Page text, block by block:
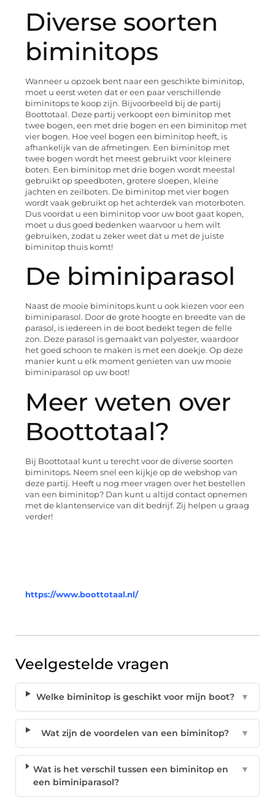
Diverse soorten
biminitops
Wanneer u opzoek bent naar een geschikte biminitop,
moet u eerst weten dat er een paar verschillende
biminitops te koop zijn. Bijvoorbeeld bij de partij
Boottotaal. Deze partij verkoopt een biminitop met
twee bogen, een met drie bogen en een biminitop met
vier bogen. Hoe veel bogen een biminitop heeft, is
afhankelijk van de afmetingen. Een biminitop met
twee bogen wordt het meest gebruikt voor kleinere
boten. Een biminitop met drie bogen wordt meestal
gebruikt op speedboten, grotere sloepen, kleine
jachten en zeilboten. De biminitop met vier bogen
wordt vaak gebruikt op het achterdek van motorboten.
Dus voordat u een biminitop voor uw boot gaat kopen,
moet u dus goed bedenken waarvoor u hem wilt
gebruiken, zodat u zeker weet dat u met de juiste
biminitop thuis komt!
De biminiparasol
Naast de mooie biminitops kunt u ook kiezen voor een
biminiparasol. Door de grote hoogte en breedte van de
parasol, is iedereen in de boot bedekt tegen de felle
zon. Deze parasol is gemaakt van polyester, waardoor
het goed schoon te maken is met een doekje. Op deze
manier kunt u elk moment genieten van uw mooie
biminiparasol op uw boot!
Meer weten over
Boottotaal?
Bij Boottotaal kunt u terecht voor de diverse soorten
biminitops. Neem snel een kijkje op de webshop van
deze partij. Heeft u nog meer vragen over het bestellen
van een biminitop? Dan kunt u altijd contact opnemen
met de klantenservice van dit bedrijf. Zij helpen u graag
verder!
https://www.boottotaal.nl/
Veelgestelde vragen
Welke biminitop is geschikt voor mijn boot? ▼
Wat zijn de voordelen van een biminitop? ▼
Wat is het verschil tussen een biminitop en
een biminiparasol?
▼